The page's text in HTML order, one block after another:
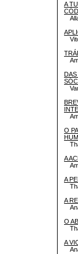
A
O
A
A
A
O
A